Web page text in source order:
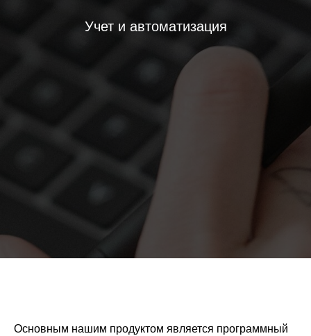
Учет и автоматизация
Основным нашим продуктом является программный